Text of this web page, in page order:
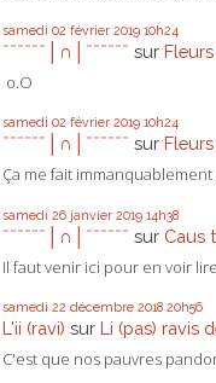
samedi 02 février 2019 10h24
ˉˉˉˉˉˉ│∩│ˉˉˉˉˉˉ sur
o.O
samedi 02 février 2019 10h24
ˉˉˉˉˉˉ│∩│ˉˉˉˉˉˉ sur
Ça me fait
samedi 26 janvier 2019 14h38
ˉˉˉˉˉˉ│∩│ˉˉˉˉˉˉ sur Caus
Il faut venir ici pour en voir
samedi 22 décembre 2018 20h56
L'ii (ravi) sur Li (pas) ravis
C'est que nos pauvres